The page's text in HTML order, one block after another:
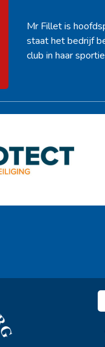
Mr Fillet is
staat het bedrijf
club in haar